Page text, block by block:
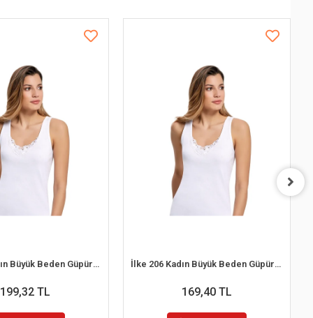
İlke 206 Kadın Büyük Beden Güpürlü Geniş Askılı Atlet 4XL / 50
199,32 TL
İlke 206 Kadın Büyük Beden Güpürlü Geniş Askılı Atlet XL / 44
169,40 TL